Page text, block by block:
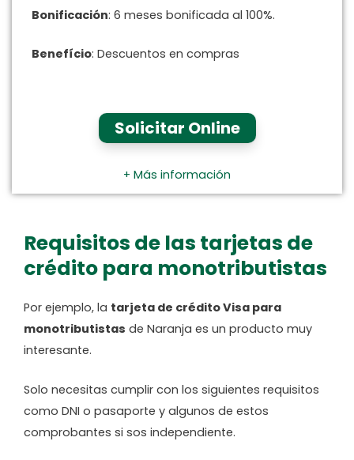
Bonificación: 6 meses bonificada al 100%.
Benefício: Descuentos en compras
Solicitar Online
+ Más información
Requisitos de las tarjetas de
crédito para monotributistas
Por ejemplo, la tarjeta de crédito Visa para
monotributistas de Naranja es un producto muy
interesante.
Solo necesitas cumplir con los siguientes requisitos
como DNI o pasaporte y algunos de estos
comprobantes si sos independiente.